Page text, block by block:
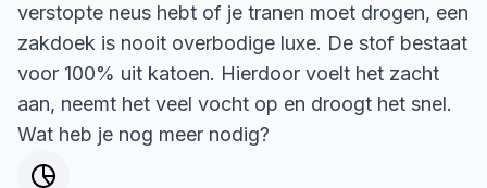
verstopte neus hebt of je tranen moet drogen, een
zakdoek is nooit overbodige luxe. De stof bestaat
voor 100% uit katoen. Hierdoor voelt het zacht
aan, neemt het veel vocht op en droogt het snel.
Wat heb je nog meer nodig?